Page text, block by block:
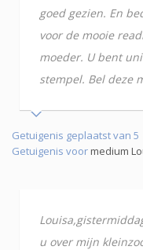
goed gezien. En
voor de mooie
moeder. U bent
stempel. Bel deze
Getuigenis geplaatst van 5
Getuigenis voormedium
u over mijn